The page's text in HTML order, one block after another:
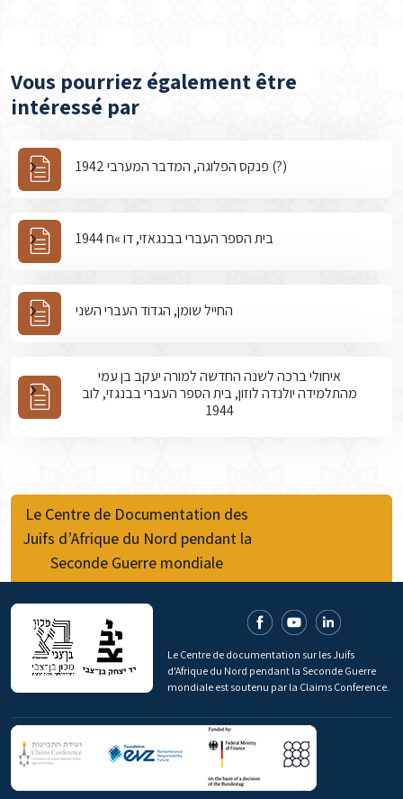
Vous pourriez également être
intéressé par
פנקס הפלוגה, המדבר המערבי 1942 (?)
בית הספר העברי בבנגאזי, דו »ח 1944
החייל שומן, הגדוד העברי השני
איחולי ברכה לשנה החדשה למורה יעקב בן עמי
מהתלמידה יולנדה לוזון, בית הספר העברי בבנגזי, לוב
1944
Le Centre de Documentation des
Juifs d’Afrique du Nord pendant la
Seconde Guerre mondiale
Le Centre de documentation sur les Juifs
d'Afrique du Nord pendant la Seconde Guerre
mondiale est soutenu par la Claims Conference.